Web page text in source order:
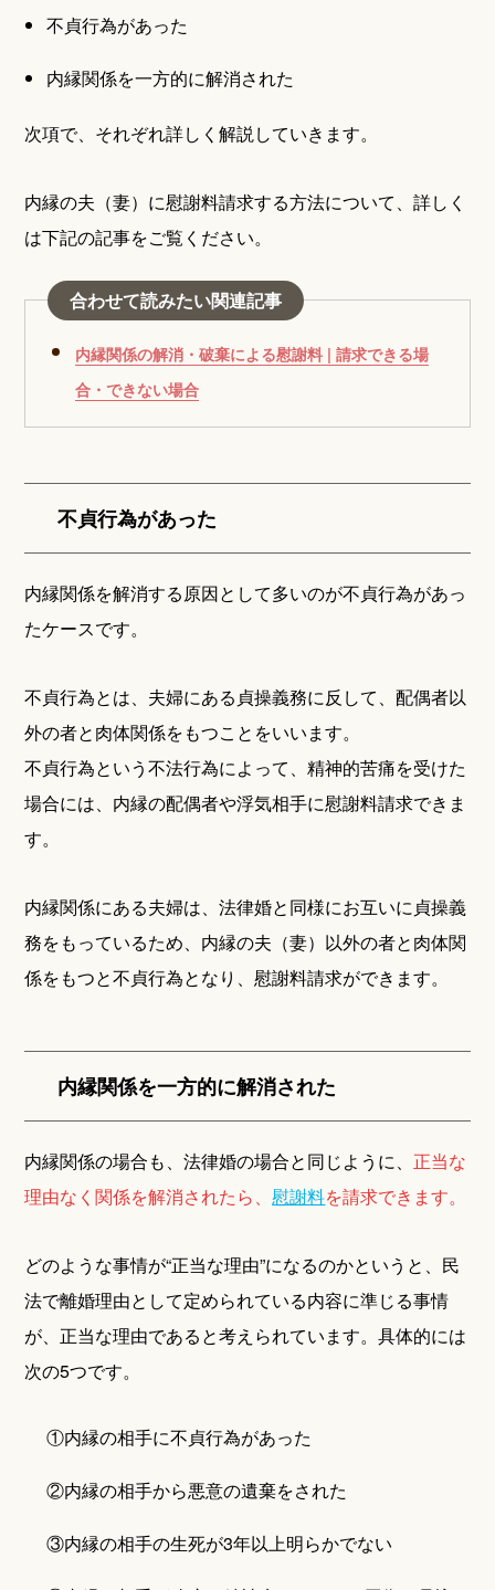
不貞行為があった
内縁関係を一方的に解消された
次項で、それぞれ詳しく解説していきます。
内縁の夫（妻）に慰謝料請求する方法について、詳しく
は下記の記事をご覧ください。
合わせて読みたい関連記事
内縁関係の解消・破棄による慰謝料 | 請求できる場
合・できない場合
不貞行為があった
内縁関係を解消する原因として多いのが不貞行為があっ
たケースです。
不貞行為とは、夫婦にある貞操義務に反して、配偶者以
外の者と肉体関係をもつことをいいます。
不貞行為という不法行為によって、精神的苦痛を受けた
場合には、内縁の配偶者や浮気相手に慰謝料請求できま
す。
内縁関係にある夫婦は、法律婚と同様にお互いに貞操義
務をもっているため、内縁の夫（妻）以外の者と肉体関
係をもつと不貞行為となり、慰謝料請求ができます。
内縁関係を一方的に解消された
内縁関係の場合も、法律婚の場合と同じように、 正当な
理由なく関係を解消されたら、慰謝料を請求できます。
どのような事情が“正当な理由”になるのかというと、民
法で離婚理由として定められている内容に準じる事情
が、正当な理由であると考えられています。具体的には
次の5つです。
①内縁の相手に不貞行為があった
②内縁の相手から悪意の遺棄をされた
③内縁の相手の生死が3年以上明らかでない